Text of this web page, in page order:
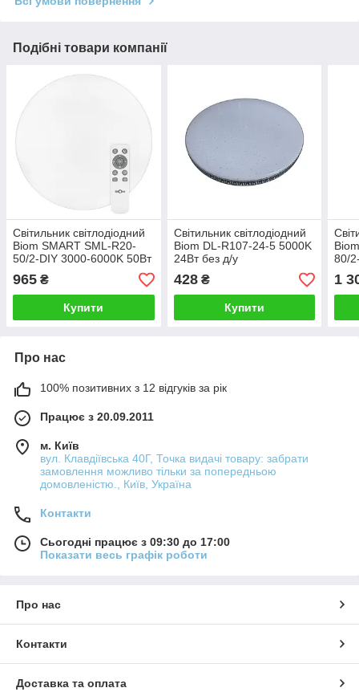
Подібні товари компанії
Світильник світлодіодний
Biom SMART SML-R20-
50/2-DIY 3000-6000K 50Вт
с д/у
965 ₴
Купити
Світильник світлодіодний
Biom DL-R107-24-5 5000K
24Вт без д/у
428₴
Купити
80/
с д/у
1
Про нас
100% позитивних з 12 відгуків за рік
Працює з 20.09.2011
м. Київ
вул. Клавдіївська 40Г, Точка видачі товару: забрати
замовлення можливо тільки за попередньою
домовленістю., Київ, Україна
Контакти
Сьогодні працює з 09:30 до 17:00
Показати весь графік роботи
Про нас
Контакти
Доставка та оплата